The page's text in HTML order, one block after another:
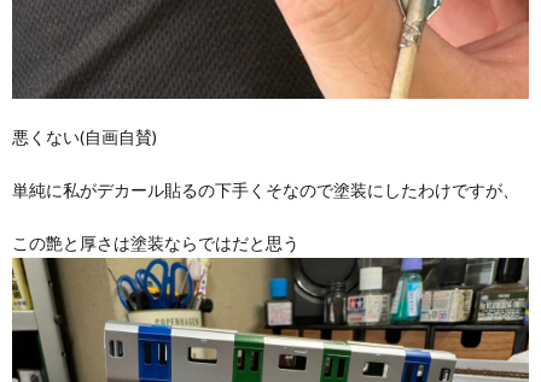
悪くない(自画自賛)
単純に私がデカール貼るの下手くそなので塗装にしたわけですが、
この艶と厚さは塗装ならではだと思う